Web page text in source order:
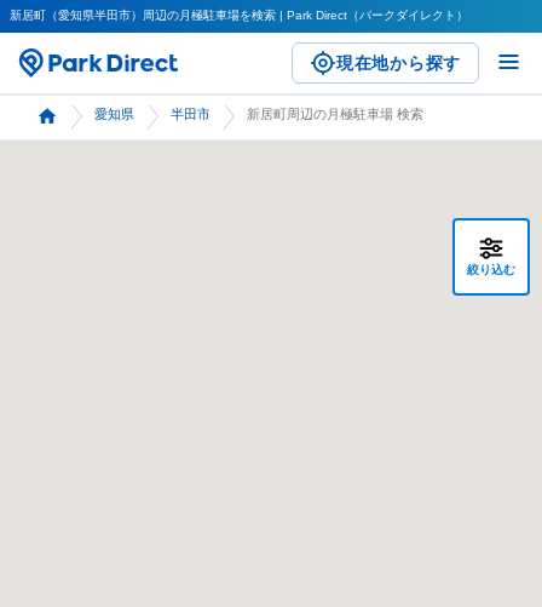
新居町（愛知県半田市）周辺の月極駐車場を検索 | Park Direct（パークダイレクト）
現在地から探す
愛知県 半田市 新居町周辺の月極駐車場 検索
絞り込む